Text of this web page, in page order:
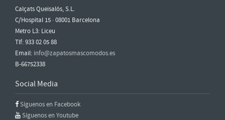
Calçats Queisalós, S.L.
C/Hospital 15 · 08001 Barcelona
Metro L3: Liceu
Tlf: 933 02 05 88
Email: info@zapatosmascomodos.es
B-66752338
Social Media
Síguenos en Facebook
Síguenos en Youtube